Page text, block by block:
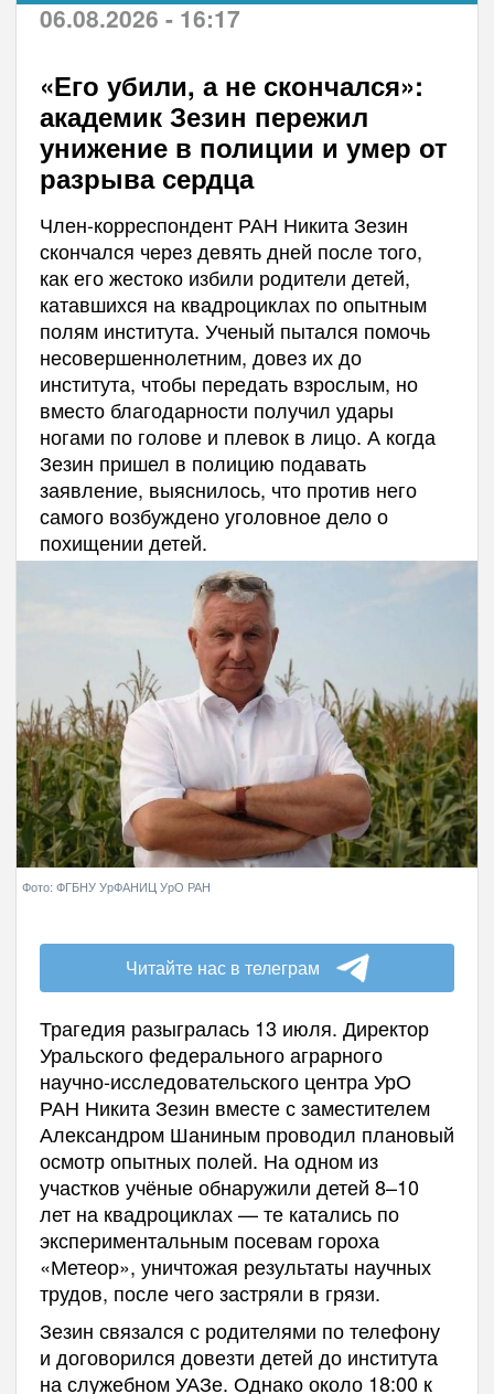
06.08.2026 - 16:17
«Его убили, а не скончался»:
академик Зезин пережил
унижение в полиции и умер от
разрыва сердца
Член-корреспондент РАН Никита Зезин
скончался через девять дней после того,
как его жестоко избили родители детей,
катавшихся на квадроциклах по опытным
полям института. Ученый пытался помочь
несовершеннолетним, довез их до
института, чтобы передать взрослым, но
вместо благодарности получил удары
ногами по голове и плевок в лицо. А когда
Зезин пришел в полицию подавать
заявление, выяснилось, что против него
самого возбуждено уголовное дело о
похищении детей.
Фото: ФГБНУ УрФАНИЦ УрО РАН
Читайте нас в телеграм
Трагедия разыгралась 13 июля. Директор
Уральского федерального аграрного
научно-исследовательского центра УрО
РАН Никита Зезин вместе с заместителем
Александром Шаниным проводил плановый
осмотр опытных полей. На одном из
участков учёные обнаружили детей 8–10
лет на квадроциклах — те катались по
экспериментальным посевам гороха
«Метеор», уничтожая результаты научных
трудов, после чего застряли в грязи.
Зезин связался с родителями по телефону
и договорился довезти детей до института
на служебном УАЗе. Однако около 18:00 к